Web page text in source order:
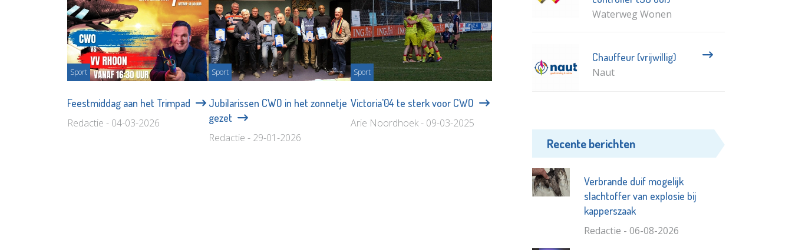
Sport
Feestmiddag aan het Trimpad
Redactie - 04-03-2026
Sport
Jubilarissen CWO in het zonnetje
gezet
Redactie - 29-01-2026
Sport
Victoria'04 te sterk voor CWO
Arie Noordhoek - 09-03-2025
Waterweg Wonen
Chauffeur (vrijwillig)
Naut
Recente berichten
Verbrande duif mogelijk
slachtoffer van explosie bij
kapperszaak
Redactie - 06-08-2026